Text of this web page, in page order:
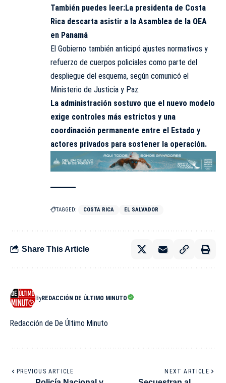
También puedes leer:La presidenta de Costa
Rica descarta asistir a la Asamblea de la OEA
en Panamá
El Gobierno también anticipó ajustes normativos y
refuerzo de cuerpos policiales como parte del
despliegue del esquema, según comunicó el
Ministerio de Justicia y Paz.
La administración sostuvo que el nuevo modelo
exige controles más estrictos y una
coordinación permanente entre el Estado y
actores privados para sostener la operación.
TAGGED: COSTA RICA EL SALVADOR
Share This Article
ByREDACCIÓN DE ÚLTIMO MINUTO
Redacción de De Último Minuto
PREVIOUS ARTICLE NEXT ARTICLE